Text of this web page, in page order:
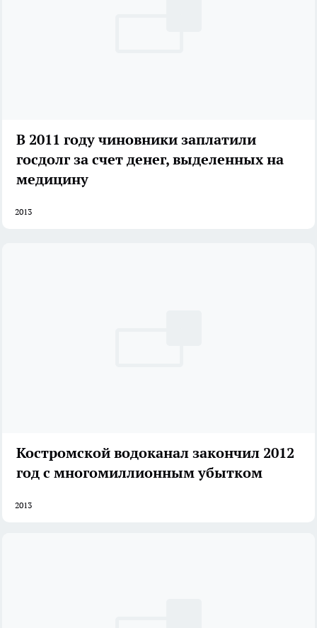
В 2011 году чиновники заплатили
госдолг за счет денег, выделенных на
медицину
2013
Костромской водоканал закончил 2012
год с многомиллионным убытком
2013